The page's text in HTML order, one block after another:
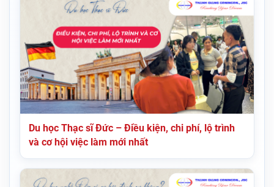
Du học Thạc sĩ Đức – Điều kiện, chi phí, lộ trình
và cơ hội việc làm mới nhất